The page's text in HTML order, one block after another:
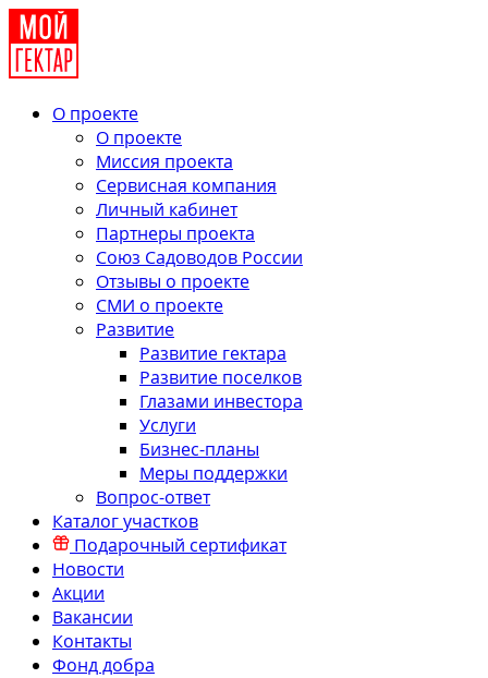
О проекте
О проекте
Миссия проекта
Сервисная компания
Личный кабинет
Партнеры проекта
Союз Садоводов России
Отзывы о проекте
СМИ о проекте
Развитие
Развитие гектара
Развитие поселков
Глазами инвестора
Услуги
Бизнес-планы
Меры поддержки
Вопрос-ответ
Каталог участков
Подарочный сертификат
Новости
Акции
Вакансии
Контакты
Фонд добра